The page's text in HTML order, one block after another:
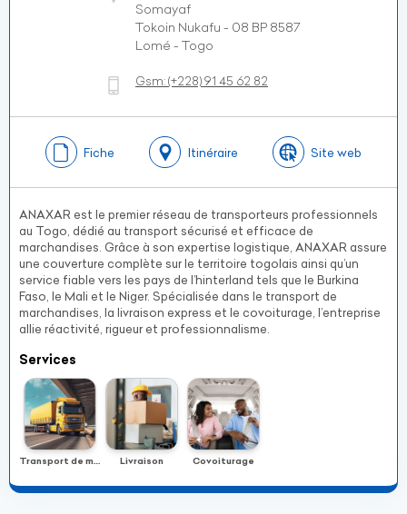
Somayaf
Tokoin Nukafu - 08 BP 8587
Lomé - Togo
Gsm:(+228)91 45 62 82
Fiche Itinéraire Site web
ANAXAR est le premier réseau de transporteurs professionnels
au Togo, dédié au transport sécurisé et efficace de
marchandises. Grâce à son expertise logistique, ANAXAR assure
une couverture complète sur le territoire togolais ainsi qu’un
service fiable vers les pays de l’hinterland tels que le Burkina
Faso, le Mali et le Niger. Spécialisée dans le transport de
marchandises, la livraison express et le covoiturage, l’entreprise
allie réactivité, rigueur et professionnalisme.
Services
Transport de marchandises Livraison Covoiturage